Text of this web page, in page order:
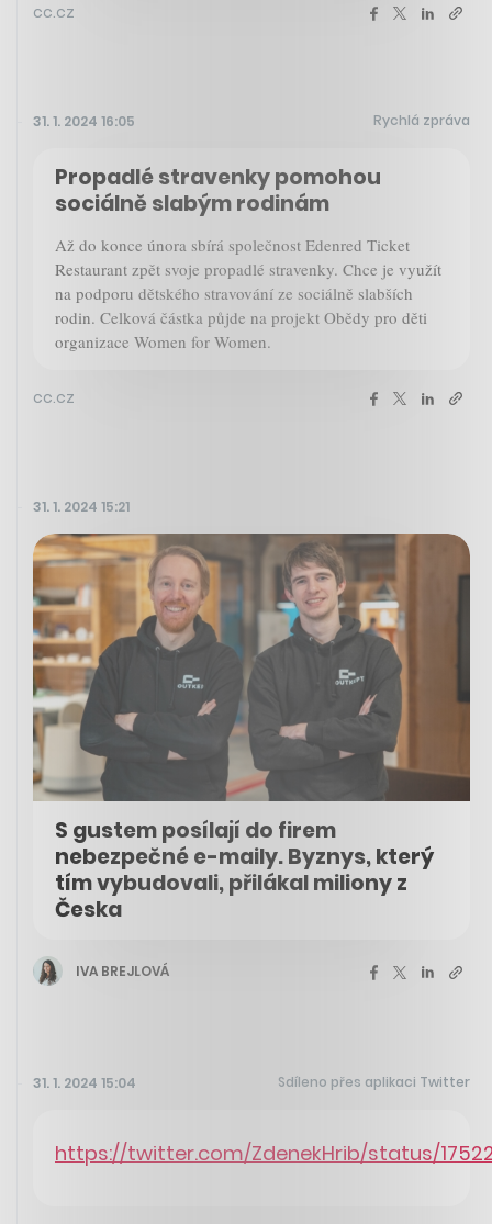
cc.cz
31. 1. 2024 16:05 Rychlá zpráva
Propadlé stravenky pomohou
sociálně slabým rodinám
Až do konce února sbírá společnost Edenred Ticket
Restaurant zpět svoje propadlé stravenky. Chce je využít
na podporu dětského stravování ze sociálně slabších
rodin. Celková částka půjde na projekt Obědy pro děti
organizace Women for Women.
cc.cz
31. 1. 2024 15:21
S gustem posílají do firem
nebezpečné e-maily. Byznys, který
tím vybudovali, přilákal miliony z
Česka
IVA BREJLOVÁ
31. 1. 2024 15:04 Sdíleno přes aplikaci Twitter
https://twitter.com/ZdenekHrib/status/